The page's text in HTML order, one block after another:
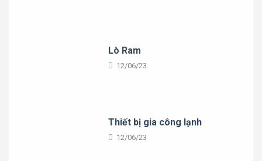
Lò Ram
12/06/23
Thiết bị gia công lạnh
12/06/23